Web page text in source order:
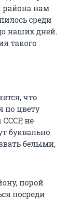
района нам
среди
наших дней.
такого
что
по цвету
не
буквально
белыми,
порой
посреди